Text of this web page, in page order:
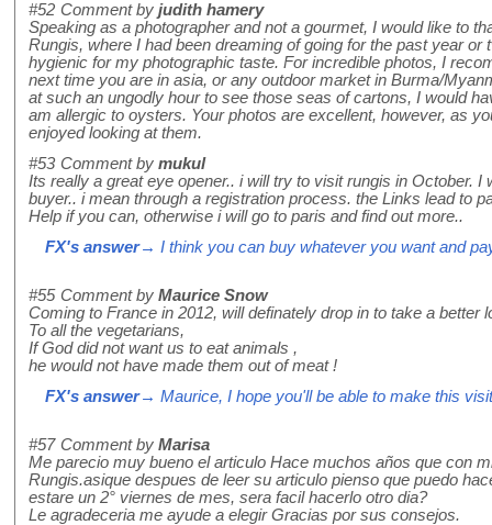
#52 Comment by judith hamery
Speaking as a photographer and not a gourmet, I would like to
Rungis, where I had been dreaming of going for the past year or
hygienic for my photographic taste. For incredible photos, I
next time you are in asia, or any outdoor market in Burma/
at such an ungodly hour to see those seas of cartons, I would
am allergic to oysters. Your photos are excellent, however, as
enjoyed looking at them.
#53 Comment by mukul
Its really a great eye opener.. i will try to visit rungis in October. I
buyer.. i mean through a registration process. the Links lead to
Help if you can, otherwise i will go to paris and find out more..
FX's answer→ I think you can buy whatever you want and
#55 Comment by Maurice Snow
Coming to France in 2012, will definately drop in to take a better
To all the vegetarians,
If God did not want us to eat animals ,
he would not have made them out of meat !
FX's answer→ Maurice, I hope you'll be able to make this
#57 Comment by Marisa
Me parecio muy bueno el articulo Hace muchos años que con
Rungis.asique despues de leer su articulo pienso que puedo
estare un 2° viernes de mes, sera facil hacerlo otro dia?
Le agradeceria me ayude a elegir Gracias por sus consejos.